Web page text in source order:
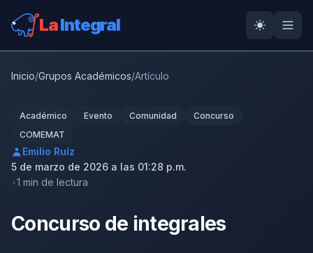
LaIntegral
Inicio/Grupos Académicos/Artículo
Académico Evento Comunidad
Concurso
COMEMAT
Emilio Ruíz
5 de marzo de 2026 a las 01:28 p.m.
1 min de lectura
Concurso de integrales